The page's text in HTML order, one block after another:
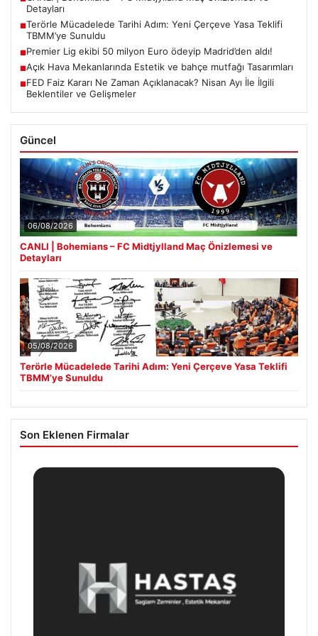
Detayları
■Terörle Mücadelede Tarihi Adım: Yeni Çerçeve Yasa Teklifi
TBMM’ye Sunuldu
■Premier Lig ekibi 50 milyon Euro ödeyip Madrid’den aldı!
■Açık Hava Mekanlarında Estetik ve bahçe mutfağı Tasarımları
■FED Faiz Kararı Ne Zaman Açıklanacak? Nisan Ayı İle İlgili
Beklentiler ve Gelişmeler
Güncel
06/08/2026
CANLI | Bohemians – FC Midtjylland Maç Önizlemesi ve
Detayları
05/08/2026
Terörle Mücadelede Tarihi Adım: Yeni Çerçeve Yasa Teklifi
TBMM’ye Sunuldu
Son Eklenen Firmalar